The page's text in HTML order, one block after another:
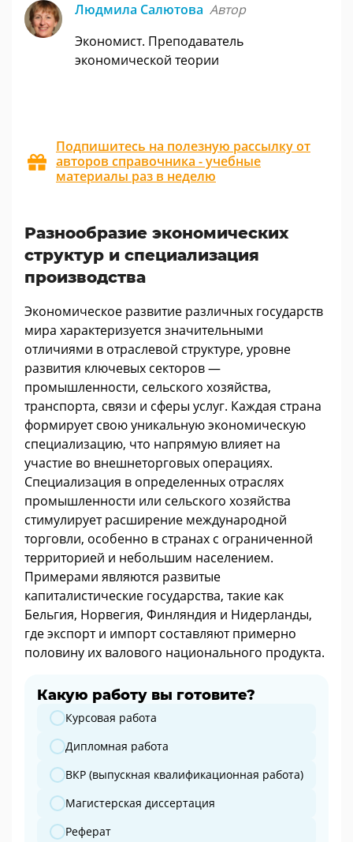
Людмила Салютова Автор
Экономист. Преподаватель
экономической теории
Подпишитесь на полезную рассылку от
авторов справочника - учебные
материалы раз в неделю
Разнообразие экономических
структур и специализация
производства
Экономическое развитие различных государств
мира характеризуется значительными
отличиями в отраслевой структуре, уровне
развития ключевых секторов —
промышленности, сельского хозяйства,
транспорта, связи и сферы услуг. Каждая страна
формирует свою уникальную экономическую
специализацию, что напрямую влияет на
участие во внешнеторговых операциях.
Специализация в определенных отраслях
промышленности или сельского хозяйства
стимулирует расширение международной
торговли, особенно в странах с ограниченной
территорией и небольшим населением.
Примерами являются развитые
капиталистические государства, такие как
Бельгия, Норвегия, Финляндия и Нидерланды,
где экспорт и импорт составляют примерно
половину их валового национального продукта.
Какую работу вы готовите?
Какую работу вы готовите?
Курсовая работа
Дипломная работа
ВКР (выпускная квалификационная работа)
Магистерская диссертация
Реферат